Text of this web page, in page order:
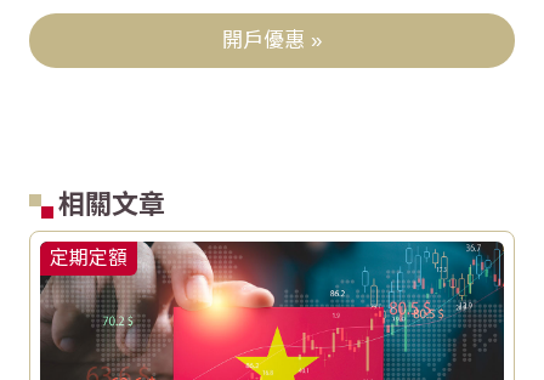
開戶優惠 »
相關文章
定期定額